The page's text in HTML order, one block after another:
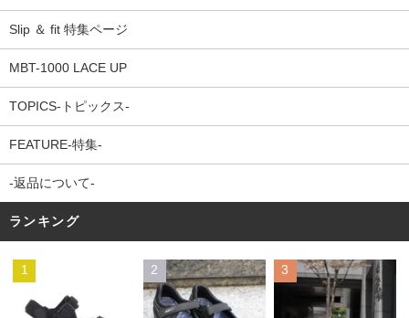
Slip ＆ fit 特集ページ
MBT-1000 LACE UP
TOPICS-トピックス-
FEATURE-特集-
-返品について-
ランキング
1 2 3